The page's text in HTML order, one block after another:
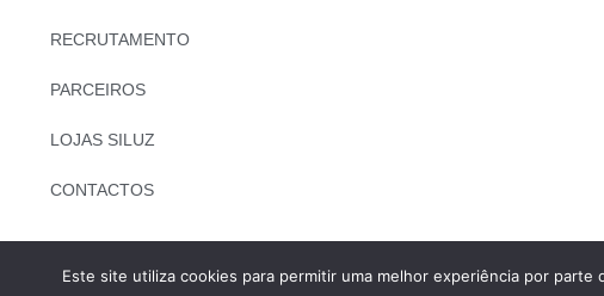
RECRUTAMENTO
PARCEIROS
LOJAS SILUZ
CONTACTOS
Este site utiliza cookies para permitir uma melhor experiência por